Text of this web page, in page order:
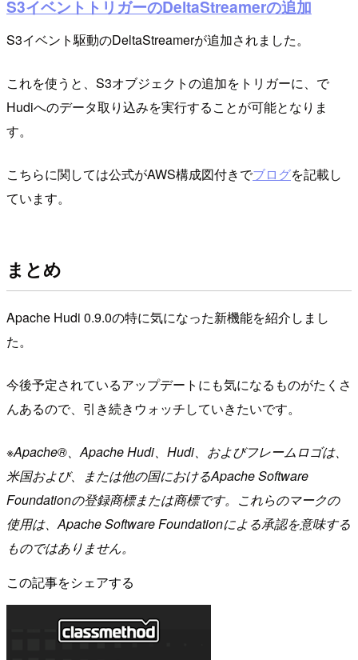
S3イベントトリガーのDeltaStreamerの追加
S3イベント駆動のDeltaStreamerが追加されました。
これを使うと、S3オブジェクトの追加をトリガーに、で
Hudiへのデータ取り込みを実行することが可能となりま
す。
こちらに関しては公式がAWS構成図付きでブログを記載し
ています。
まとめ
Apache Hudi 0.9.0の特に気になった新機能を紹介しまし
た。
今後予定されているアップデートにも気になるものがたくさ
んあるので、引き続きウォッチしていきたいです。
※Apache®、Apache Hudi、Hudi、およびフレームロゴは、
米国および、または他の国におけるApache Software
Foundationの登録商標または商標です。これらのマークの
使用は、Apache Software Foundationによる承認を意味する
ものではありません。
この記事をシェアする